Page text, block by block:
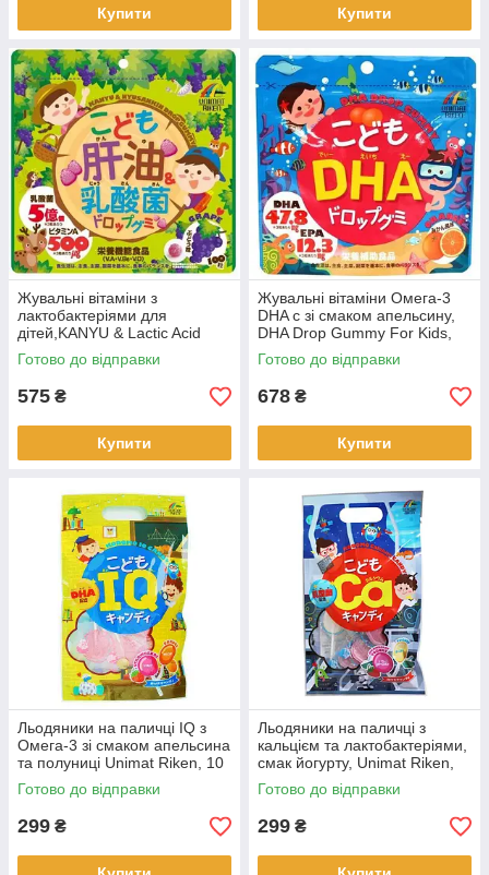
Купити Купити
Жувальні вітаміни з
лактобактеріями для
дітей,KANYU & Lactic Acid
Bacterium, Unimat Riken, 100
шт.(440965)
Готово до відправки
575 ₴
Купити
Жувальні вітаміни Омега-3
DHA с зі смаком апельсину,
DHA Drop Gummy For Kids,
Unimat Riken 90 шт. (440927)
Готово до відправки
678 ₴
Купити
Льодяники на паличці IQ з
Омега-3 зі смаком апельсина
та полуниці Unimat Riken, 10
шт. (440804)
Готово до відправки
299 ₴
Льодяники на паличці з
кальцієм та лактобактеріями,
смак йогурту, Unimat Riken,
10 шт. (440828)
Готово до відправки
299 ₴